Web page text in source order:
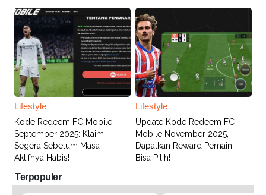
Lifestyle
Kode Redeem FC Mobile
September 2025: Klaim
Segera Sebelum Masa
Aktifnya Habis!
Lifestyle
Update Kode Redeem FC
Mobile November 2025,
Dapatkan Reward Pemain,
Bisa Pilih!
Terpopuler